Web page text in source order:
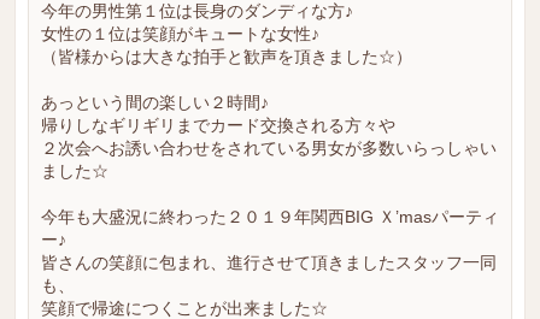
今年の男性第１位は長身のダンディな方♪
女性の１位は笑顔がキュートな女性♪
（皆様からは大きな拍手と歓声を頂きました☆）
あっという間の楽しい２時間♪
帰りしなギリギリまでカード交換される方々や
２次会へお誘い合わせをされている男女が多数いらっしゃい
ました☆
今年も大盛況に終わった２０１９年関西BIG Ｘ’masパーティ
ー♪
皆さんの笑顔に包まれ、進行させて頂きましたスタッフ一同
も、
笑顔で帰途につくことが出来ました☆